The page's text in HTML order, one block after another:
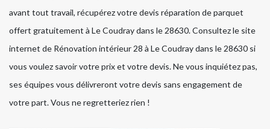
avant tout travail, récupérez votre devis réparation de parquet
offert gratuitement à Le Coudray dans le 28630. Consultez le site
internet de Rénovation intérieur 28 à Le Coudray dans le 28630 si
vous voulez savoir votre prix et votre devis. Ne vous inquiétez pas,
ses équipes vous délivreront votre devis sans engagement de
votre part. Vous ne regretteriez rien !